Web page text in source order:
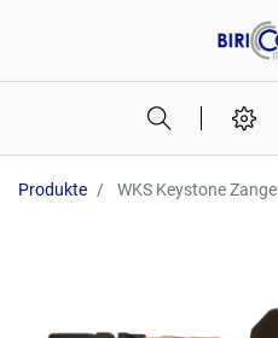
Produkte WKS Keystone Zange